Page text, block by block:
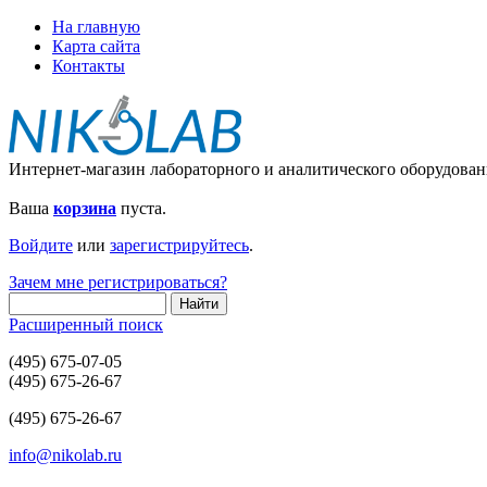
На главную
Карта сайта
Контакты
Интернет-магазин лабораторного и аналитического
Ваша корзина пуста.
Войдите или зарегистрируйтесь.
Зачем мне регистрироваться?
Расширенный поиск
(495) 675-07-05
(495) 675-26-67
(495) 675-26-67
info@nikolab.ru